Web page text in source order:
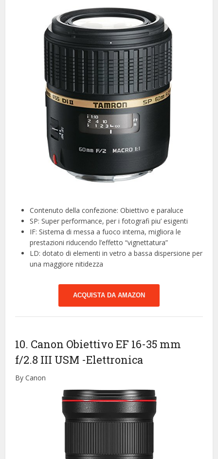
Contenuto della confezione: Obiettivo e paraluce
SP: Super performance, per i fotografi piu’ esigenti
IF: Sistema di messa a fuoco interna, migliora le
prestazioni riducendo l’effetto “vignettatura”
LD: dotato di elementi in vetro a bassa dispersione per
una maggiore nitidezza
ACQUISTA DA AMAZON
10. Canon Obiettivo EF 16-35 mm
f/2.8 III USM -Elettronica
By Canon